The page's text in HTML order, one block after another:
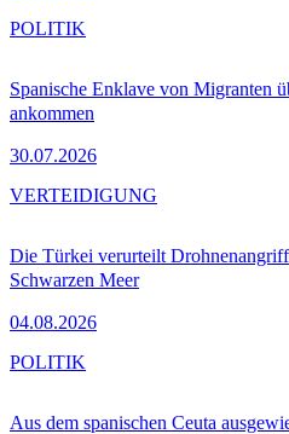
Spanische Enklave von Migranten
ankommen
30.07.2026
POLITIK
Die Türkei verurteilt
Schwarzen Meer
04.08.2026
VERTEIDIGUNG
Aus dem spanischen Ceuta
POLITIK